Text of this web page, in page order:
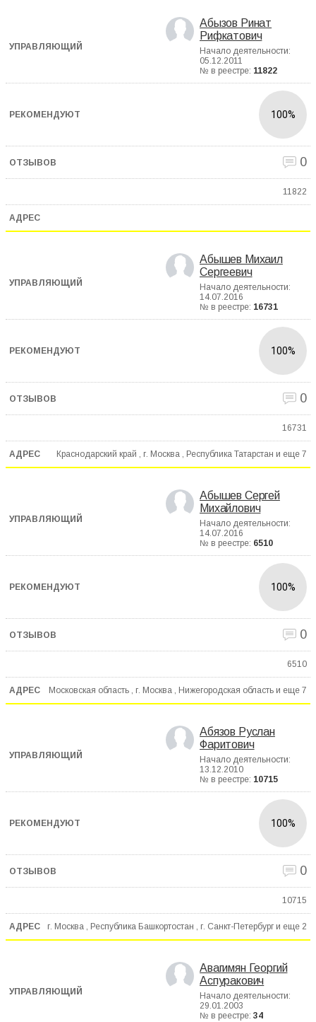
Абызов Ринат
Рифкатович
Начало деятельности:
05.12.2011
№ в реестре: 11822
100%
0
11822
Абышев Михаил
Сергеевич
Начало деятельности:
14.07.2016
№ в реестре: 16731
100%
0
16731
Краснодарский край , г. Москва , Республика Татарстан и еще 7
Абышев Сергей
Михайлович
Начало деятельности:
14.07.2016
№ в реестре: 6510
100%
0
6510
Московская область , г. Москва , Нижегородская область и еще 7
Абязов Руслан
Фаритович
Начало деятельности:
13.12.2010
№ в реестре: 10715
100%
0
10715
г. Москва , Республика Башкортостан , г. Санкт-Петербург и еще 2
Авагимян Георгий
Аспуракович
Начало деятельности:
29.01.2003
№ в реестре: 34